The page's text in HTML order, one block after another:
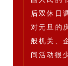
后双休日
对元旦的
般机关、
间活动很